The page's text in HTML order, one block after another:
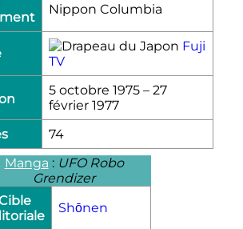
Nippon Columbia
Fuji
TV
5 octobre 1975 – 27
février 1977
74
Manga : UFO Robo
Grendizer
Shōnen